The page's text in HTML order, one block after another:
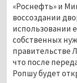
«Роснефть» и
воссоздании
использовании
собственных
правительстве
что после
Ропшу будет